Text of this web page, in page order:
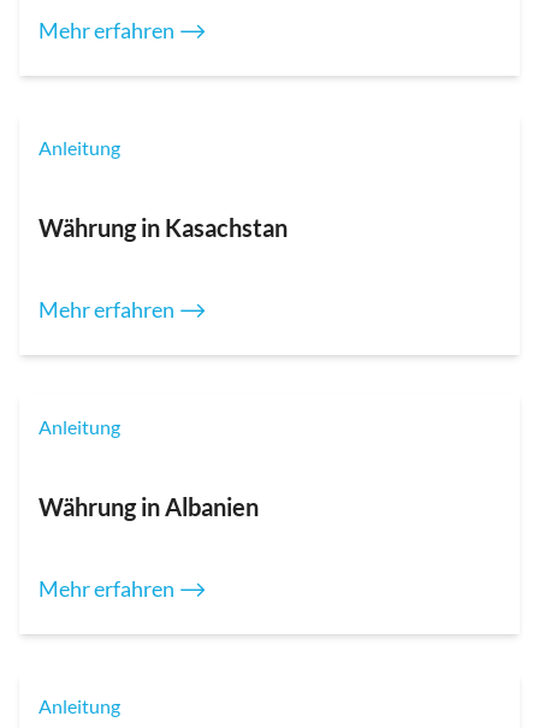
Mehr erfahren ⟶
Anleitung
Währung in Kasachstan
Mehr erfahren ⟶
Anleitung
Währung in Albanien
Mehr erfahren ⟶
Anleitung